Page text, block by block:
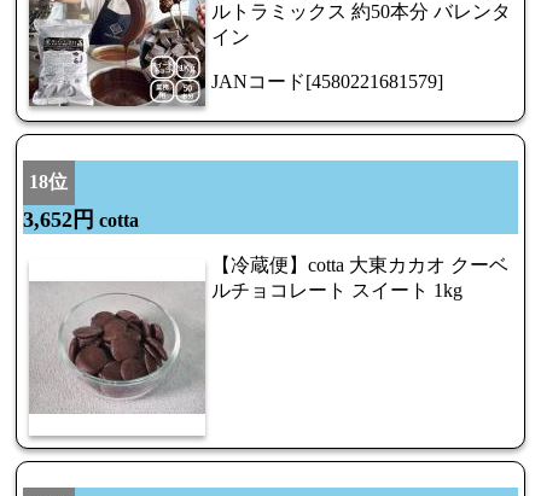
ルトラミックス 約50本分 バレンタ
イン
JANコード[4580221681579]
18位
3,652円 cotta
【冷蔵便】cotta 大東カカオ クーベ
ルチョコレート スイート 1kg